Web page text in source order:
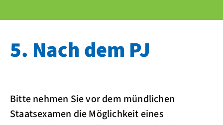
5. Nach dem PJ
Bitte nehmen Sie vor dem mündlichen
Staatsexamen die Möglichkeit eines